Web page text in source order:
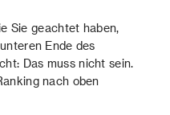
Sie geachtet haben,
Ende des
Das muss nicht sein.
nach oben